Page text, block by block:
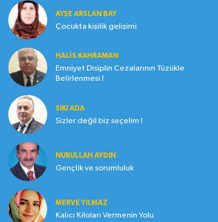
AYŞE ARSLAN BAY
Çocukta kişilik gelişimi
HALIS KAHRAMAN
Emniyet Disiplin Cezalarının Tüzükle
Belirlenmesi !
SIKI ADA
Sizler değil biz seçelim !
NURULLAH AYDIN
Gençlik ve sorumluluk
MERVE YILMAZ
Kalıcı Kiloları Vermenin Yolu